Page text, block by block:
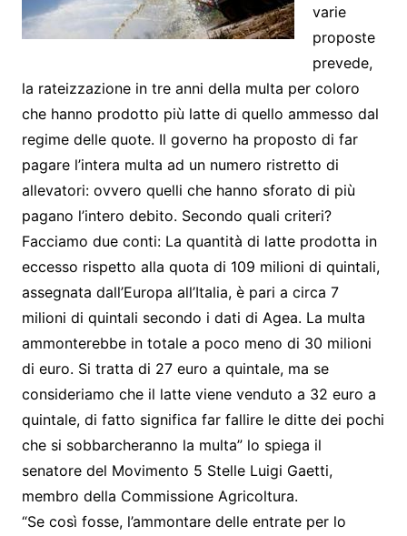
varie
proposte
prevede,
la rateizzazione in tre anni della multa per coloro
che hanno prodotto più latte di quello ammesso dal
regime delle quote. Il governo ha proposto di far
pagare l’intera multa ad un numero ristretto di
allevatori: ovvero quelli che hanno sforato di più
pagano l’intero debito. Secondo quali criteri?
Facciamo due conti: La quantità di latte prodotta in
eccesso rispetto alla quota di 109 milioni di quintali,
assegnata dall’Europa all’Italia, è pari a circa 7
milioni di quintali secondo i dati di Agea. La multa
ammonterebbe in totale a poco meno di 30 milioni
di euro. Si tratta di 27 euro a quintale, ma se
consideriamo che il latte viene venduto a 32 euro a
quintale, di fatto significa far fallire le ditte dei pochi
che si sobbarcheranno la multa” lo spiega il
senatore del Movimento 5 Stelle Luigi Gaetti,
membro della Commissione Agricoltura.
“Se così fosse, l’ammontare delle entrate per lo